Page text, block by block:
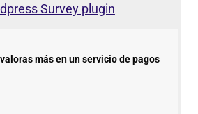
Survey plugin
más en un servicio de pagos